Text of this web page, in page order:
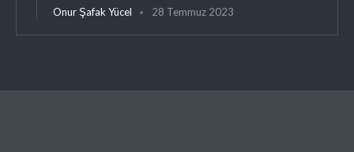
Onur Şafak Yücel 28 Temmuz 2023